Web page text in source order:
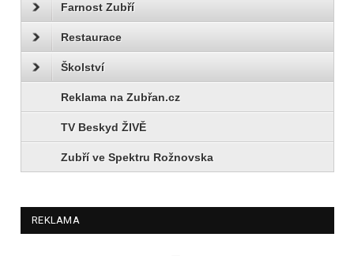
Farnost Zubří
Restaurace
Školství
Reklama na Zubřan.cz
TV Beskyd ŽIVĚ
Zubří ve Spektru Rožnovska
REKLAMA